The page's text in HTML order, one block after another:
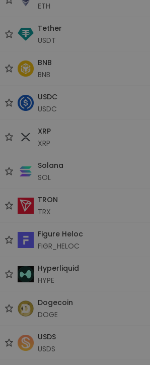
ETH
Tether
USDT
BNB
BNB
USDC
USDC
XRP
XRP
Solana
SOL
TRON
TRX
Figure Heloc
FIGR_HELOC
Hyperliquid
HYPE
Dogecoin
DOGE
USDS
USDS